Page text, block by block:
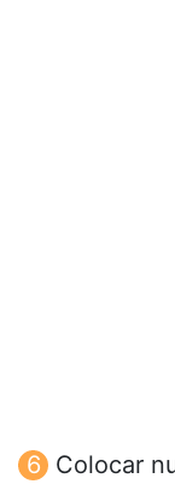
Colocar